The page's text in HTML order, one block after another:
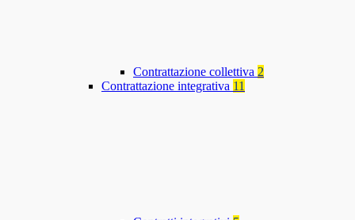
Contrattazione collettiva 2
Contrattazione integrativa 11